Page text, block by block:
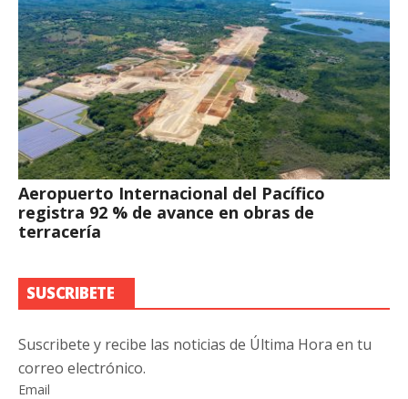
Aeropuerto Internacional del Pacífico
registra 92 % de avance en obras de
terracería
SUSCRIBETE
Suscribete y recibe las noticias de Última Hora en tu
correo electrónico.
Email